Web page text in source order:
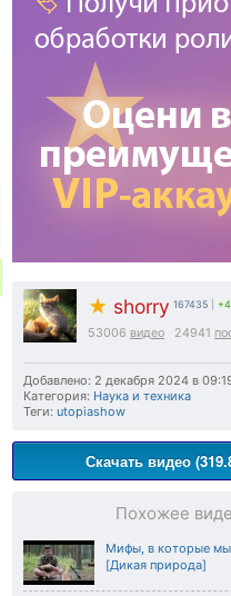
★ shorry 167435
53006 видео 24941
Добавлено: 2 декабря 2024 в
Категория: Наука и техника
Теги: utopiashow
Скачать видео
Похожее
Мифы, в которые
[Дикая природа]